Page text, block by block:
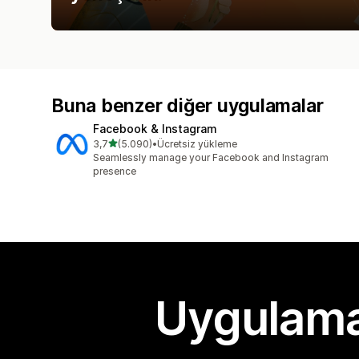
Buna benzer diğer uygulamalar
Facebook & Instagram
3,75 yıldız üzerinden
(5.090)
toplam 5090 değerlendirme
•Ücretsiz yükleme
Seamlessly manage your Facebook and Instagram
presence